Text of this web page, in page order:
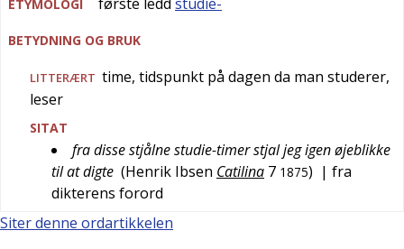
ETYMOLOGI
BETYDNING OG BRUK
LITTERÆRT time, tidspunkt på dagen da man studerer,
leser
SITAT
fra disse stjålne studie-timer stjal jeg igen øjeblikke
til at digte (Henrik Ibsen Catilina 7 1875) | fra
dikterens forord
Siter denne ordartikkelen